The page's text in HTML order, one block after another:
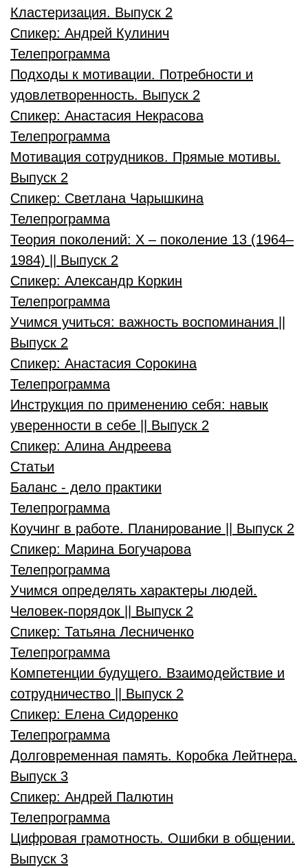
Кластеризация. Выпуск 2
Спикер: Андрей Кулинич
Телепрограмма
Подходы к мотивации. Потребности и
удовлетворенность. Выпуск 2
Спикер: Анастасия Некрасова
Телепрограмма
Мотивация сотрудников. Прямые мотивы.
Выпуск 2
Спикер: Светлана Чарышкина
Телепрограмма
Теория поколений: X – поколение 13 (1964–
1984) || Выпуск 2
Спикер: Александр Коркин
Телепрограмма
Учимся учиться: важность воспоминания ||
Выпуск 2
Спикер: Анастасия Сорокина
Телепрограмма
Инструкция по применению себя: навык
уверенности в себе || Выпуск 2
Спикер: Алина Андреева
Статьи
Баланс - дело практики
Телепрограмма
Коучинг в работе. Планирование || Выпуск 2
Спикер: Марина Богучарова
Телепрограмма
Учимся определять характеры людей.
Человек-порядок || Выпуск 2
Спикер: Татьяна Лесниченко
Телепрограмма
Компетенции будущего. Взаимодействие и
сотрудничество || Выпуск 2
Спикер: Елена Сидоренко
Телепрограмма
Долговременная память. Коробка Лейтнера.
Выпуск 3
Спикер: Андрей Палютин
Телепрограмма
Цифровая грамотность. Ошибки в общении.
Выпуск 3